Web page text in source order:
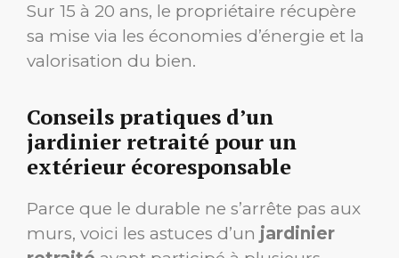
Sur 15 à 20 ans, le propriétaire récupère
sa mise via les économies d’énergie et la
valorisation du bien.
Conseils pratiques d’un
jardinier retraité pour un
extérieur écoresponsable
Parce que le durable ne s’arrête pas aux
murs, voici les astuces d’un jardinier